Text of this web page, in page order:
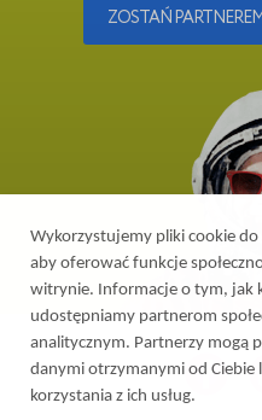
ZOSTAŃ PARTNEREM
Wykorzystujemy pliki cookie
aby oferować funkcje
witrynie. Informacje o tym, jak
udostępniamy partnerom
analitycznym. Partnerzy mogą
danymi otrzymanymi od Ciebie
korzystania z ich usług.